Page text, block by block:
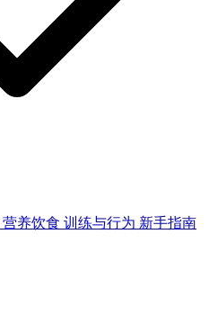
营养饮食 训练与行为 新手指南